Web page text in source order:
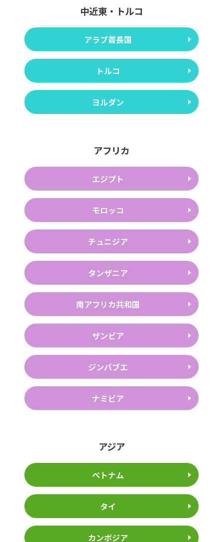
中近東・トルコ
アラブ首長国
トルコ
ヨルダン
アフリカ
エジプト
モロッコ
チュニジア
タンザニア
南アフリカ共和国
ザンビア
ジンバブエ
ナミビア
アジア
ベトナム
タイ
カンボジア